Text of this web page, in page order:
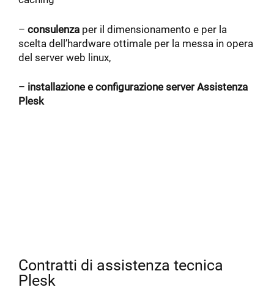
– consulenza per il dimensionamento e per la
scelta dell’hardware ottimale per la messa in opera
del server web linux,
– installazione e configurazione serverAssistenza
Plesk
Contratti di assistenza tecnica
Plesk